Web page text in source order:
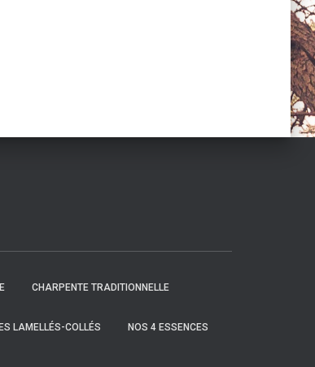
CHARPENTE TRADITIONNELLE
LAMELLÉS-COLLÉS NOS 4 ESSENCES